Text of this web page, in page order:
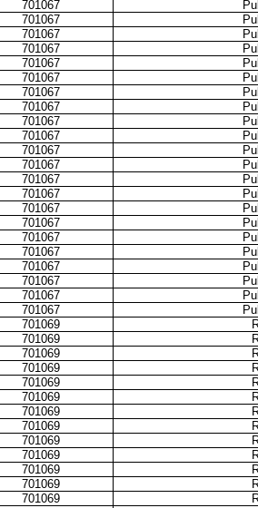
701067
701067
701067
701067
701067
701067
701067
701067
701067
701067
701067
701067
701067
701067
701067
701067
701067
701067
701067
701067
701067
701067
701069
701069
701069
701069
701069
701069
701069
701069
701069
701069
701069
701069
701069